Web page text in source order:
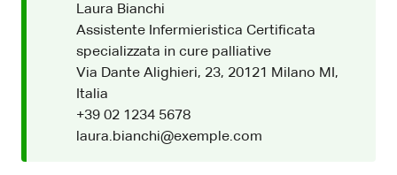
Laura Bianchi
Assistente Infermieristica Certificata
specializzata in cure palliative
Via Dante Alighieri, 23, 20121 Milano MI,
Italia
+39 02 1234 5678
laura.bianchi@exemple.com